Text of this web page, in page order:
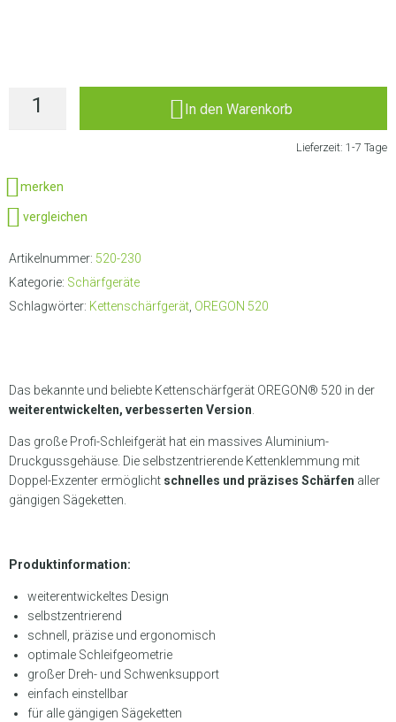
In den Warenkorb
Lieferzeit: 1-7 Tage
merken
vergleichen
Artikelnummer: 520-230
Kategorie: Schärfgeräte
Schlagwörter: Kettenschärfgerät OREGON 520
Das bekannte und beliebte Kettenschärfgerät OREGON® 520 in der
weiterentwickelten, verbesserten Version
Das große Profi-Schleifgerät hat ein massives Aluminium-
Druckgussgehäuse. Die selbstzentrierende Kettenklemmung mit
Doppel-Exzenter ermöglicht schnelles und präzises Schärfen aller
gängigen Sägeketten.
Produktinformation:
weiterentwickeltes Design
selbstzentrierend
schnell, präzise und ergonomisch
optimale Schleifgeometrie
großer Dreh- und Schwenksupport
einfach einstellbar
für alle gängigen Sägeketten